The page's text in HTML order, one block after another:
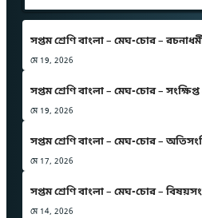
সপ্তম শ্রেণি বাংলা – মেঘ-চোর –
মে 19, 2026
সপ্তম শ্রেণি বাংলা – মেঘ-চোর –
মে 19, 2026
সপ্তম শ্রেণি বাংলা – মেঘ-চোর –
মে 17, 2026
সপ্তম শ্রেণি বাংলা – মেঘ-চোর –
মে 14, 2026